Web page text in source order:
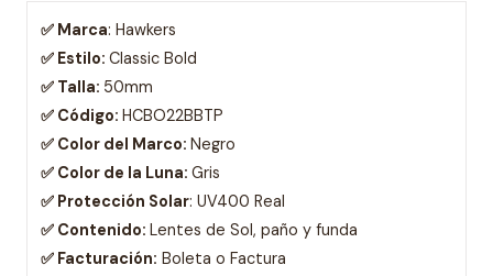
✅ Marca: Hawkers
✅ Estilo: Classic Bold
✅ Talla: 50mm
✅ Código: HCBO22BBTP
✅ Color del Marco: Negro
✅ Color de la Luna: Gris
✅ Protección Solar: UV400 Real
✅ Contenido: Lentes de Sol, paño y funda
✅ Facturación: Boleta o Factura